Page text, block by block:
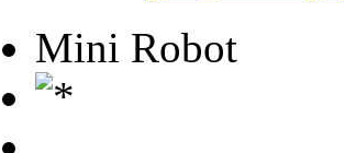
Mini Robot